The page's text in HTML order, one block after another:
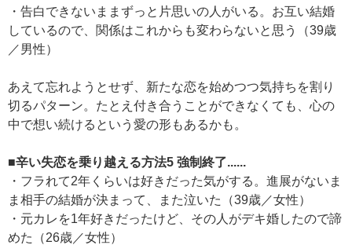
・告白できないままずっと片思いの人がいる。お互い結婚
しているので、関係はこれからも変わらないと思う（39歳
／男性）
あえて忘れようとせず、新たな恋を始めつつ気持ちを割り
切るパターン。たとえ付き合うことができなくても、心の
中で想い続けるという愛の形もあるかも。
■辛い失恋を乗り越える方法5 強制終了......
・フラれて2年くらいは好きだった気がする。進展がないま
ま相手の結婚が決まって、また泣いた（39歳／女性）
・元カレを1年好きだったけど、その人がデキ婚したので諦
めた（26歳／女性）